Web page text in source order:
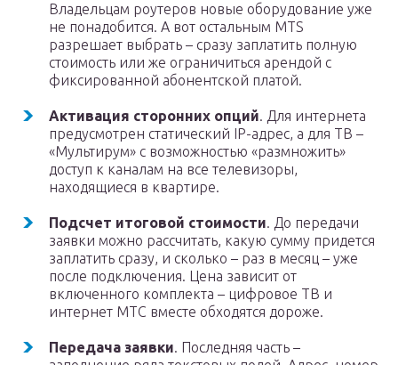
Владельцам роутеров новые оборудование уже
не понадобится. А вот остальным MTS
разрешает выбрать – сразу заплатить полную
стоимость или же ограничиться арендой с
фиксированной абонентской платой.
Активация сторонних опций. Для интернета
предусмотрен статический IP-адрес, а для ТВ –
«Мультирум» с возможностью «размножить»
доступ к каналам на все телевизоры,
находящиеся в квартире.
Подсчет итоговой стоимости. До передачи
заявки можно рассчитать, какую сумму придется
заплатить сразу, и сколько – раз в месяц – уже
после подключения. Цена зависит от
включенного комплекта – цифровое ТВ и
интернет МТС вместе обходятся дороже.
Передача заявки. Последняя часть –